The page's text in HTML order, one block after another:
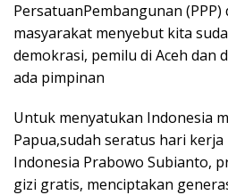
PersatuanPembangunan
masyarakat menyebut kita
demokrasi, pemilu di Aceh dan
ada pimpinan
Untuk menyatukan Indonesia
Papua,sudah seratus hari
Indonesia Prabowo Subianto,
gizi gratis, menciptakan